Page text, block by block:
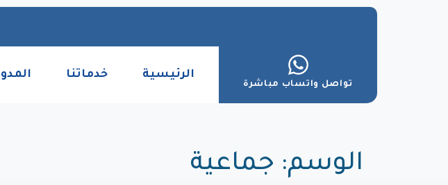
تواصل واتساب مباشرة
الرئيسية خدماتنا
الوسم: جماعية